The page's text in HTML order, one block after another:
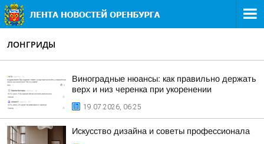
ЛОНГРИДЫ
Виноградные нюансы: как правильно держать
верх и низ черенка при укоренении
19.07.2026, 06:25
Искусство дизайна и советы профессионала